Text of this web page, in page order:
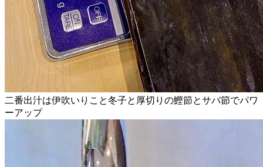
二番出汁は伊吹いりこと冬子と厚切りの鰹節とサバ節でパワ
ーアップ